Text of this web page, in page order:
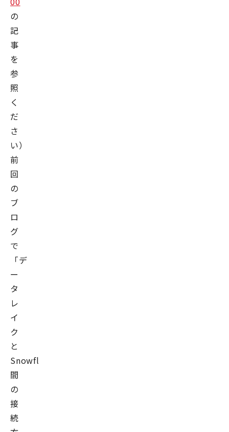
の
記
事
を
参
照
く
だ
さ
い）
前
回
の
ブ
ロ
グ
で
「デ
ー
タ
レ
イ
ク
と
Snowflake
間
の
接
続